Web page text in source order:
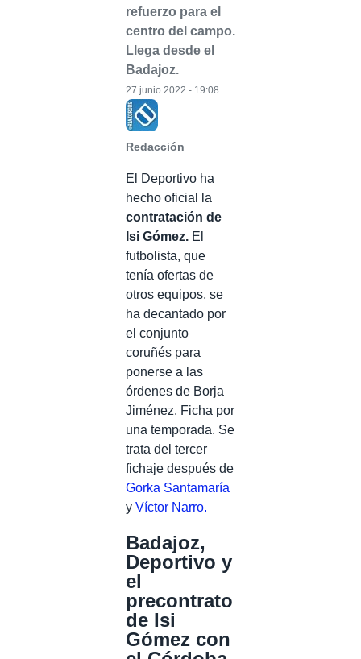
refuerzo para el
centro del campo.
Llega desde el
Badajoz.
Redacción
27 junio 2022 - 19:08
El Deportivo ha
hecho oficial la
contratación de
Isi Gómez. El
futbolista, que
tenía ofertas de
otros equipos, se
ha decantado por
el conjunto
coruñés para
ponerse a las
órdenes de Borja
Jiménez. Ficha por
una temporada. Se
trata del tercer
fichaje después de
Gorka Santamaría
y Víctor Narro.
Badajoz,
Deportivo y
el
precontrato
de Isi
Gómez con